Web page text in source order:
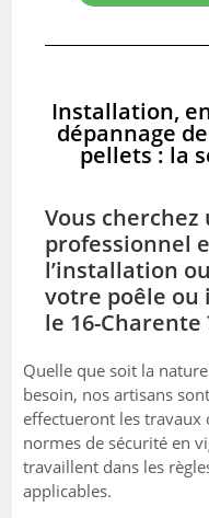
Installation,
dépannage
pellets : la
Vous
professionnel
l’installation
votre poêle ou
le 16-Charente
Quelle que soit la
besoin, nos artisans
effectueront les travaux
normes de sécurité en
travaillent dans les
applicables.